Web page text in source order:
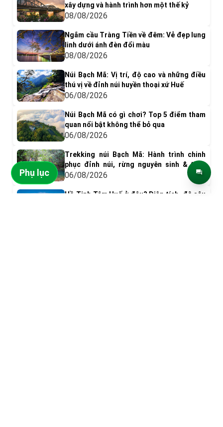
xây dựng và hành trình hơn một thế kỷ
08/08/2026
Ngắm cầu Tràng Tiền về đêm: Vẻ đẹp lung
linh dưới ánh đèn đổi màu
08/08/2026
Núi Bạch Mã: Vị trí, độ cao và những điều
thú vị về đỉnh núi huyền thoại xứ Huế
06/08/2026
Núi Bạch Mã có gì chơi? Top 5 điểm tham
quan nổi bật không thể bỏ qua
06/08/2026
Trekking núi Bạch Mã: Hành trình chinh
phục đỉnh núi, rừng nguyên sinh & thác
nước tuyệt đẹp
06/08/2026
Hồ Tịnh Tâm Huế ở đâu? Diện tích, độ sâu
Phụ lục